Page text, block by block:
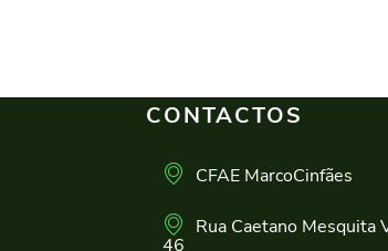
CONTACTOS
CFAE MarcoCinfães
Rua Caetano Mesquita
46